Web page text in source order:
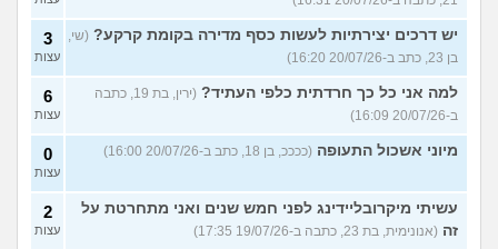
יש דרכים יצירתיות לעשות כסף מדירה בקומת קרקע? (שי,
בן 23, כתב ב-20/07/26 16:20)
3
עצות
למה אני כל כך חרדתית כלפי העתיד?
(ירין, בת 19, כתבה
ב-20/07/26 16:09)
6
עצות
מיוני אשכול התעופה (ככככ, בן 18, כתב ב-20/07/26 16:00) 0
עצות
עשיתי מיקרובליידינג לפני חמש שנים ואני מתחרטת על
זה (אנונימית, בת 23, כתבה ב-19/07/26 17:35)
2
עצות